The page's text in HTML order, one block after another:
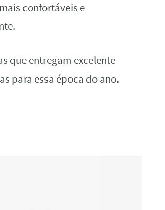
confortáveis e
que entregam excelente
para essa época do ano.